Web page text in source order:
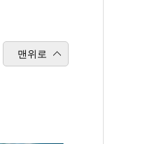
맨위로